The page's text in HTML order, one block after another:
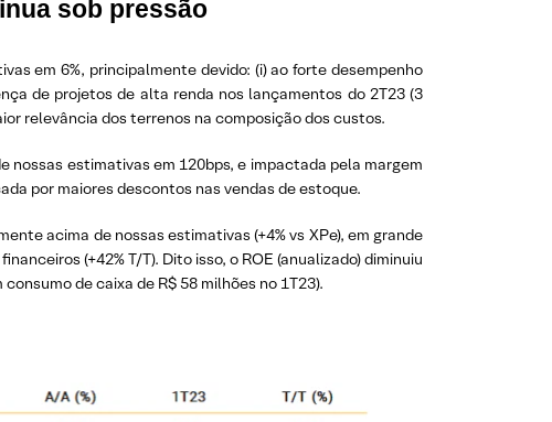
sob pressão
em 6%, principalmente devido: (i) ao forte desempenho
de projetos de alta renda nos lançamentos do 2T23 (3
relevância dos terrenos na composição dos custos.
nossas estimativas em 120bps, e impactada pela margem
por maiores descontos nas vendas de estoque.
acima de nossas estimativas (+4% vs XPe), em grande
(+42% T/T). Dito isso, o ROE (anualizado) diminuiu
de caixa de R$ 58 milhões no 1T23).